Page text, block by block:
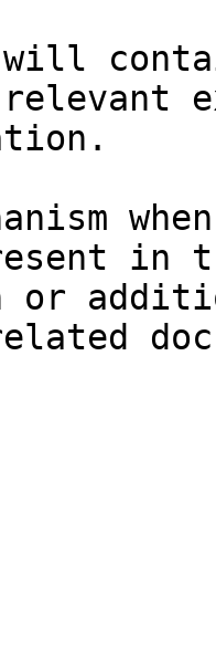
will
in